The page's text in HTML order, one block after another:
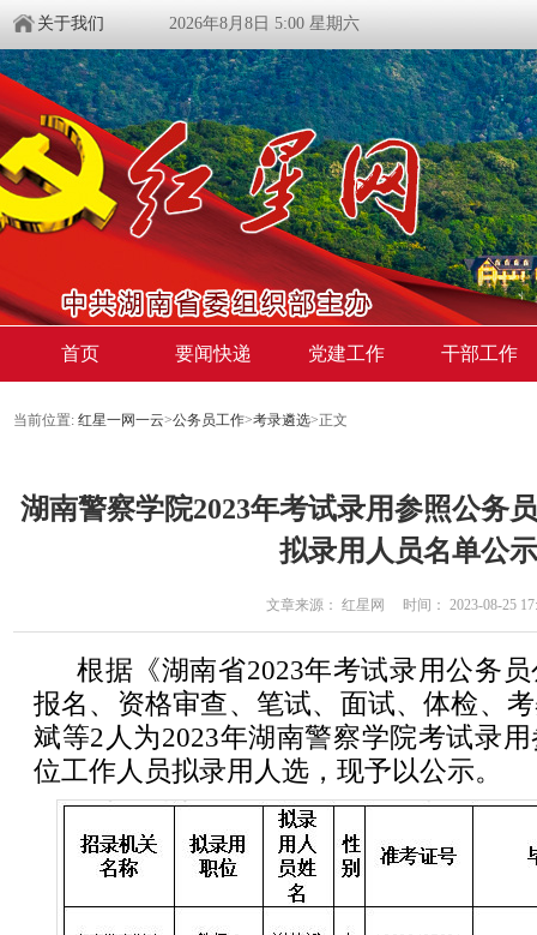
关于我们 2026年8月8日 5:00 星期六
首页 要闻快递 党建工作 干部工作
当前位置: 红星一网一云>公务员工作>考录遴选>正文
湖南警察学院2023年考试录用参照公务
拟录用人员名单公示
文章来源： 红星网 时间： 2023-08-25
根据《湖南省2023年考试录用公务
报名、资格审查、笔试、面试、体检、
斌等2人为2023年湖南警察学院考试录
位工作人员拟录用人选，现予以公示。